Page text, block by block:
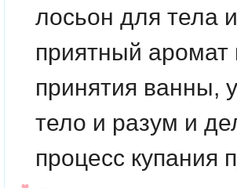
лосьон для тела
приятный аромат
принятия ванны,
тело и разум и
процесс купания